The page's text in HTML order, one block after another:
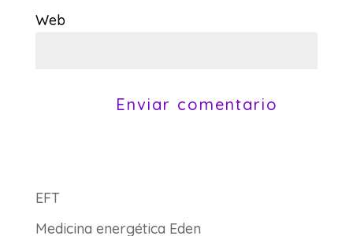
Web
EFT
Medicina energética Eden